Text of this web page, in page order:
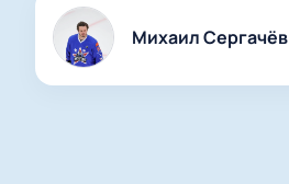
Михаил Сергачёв